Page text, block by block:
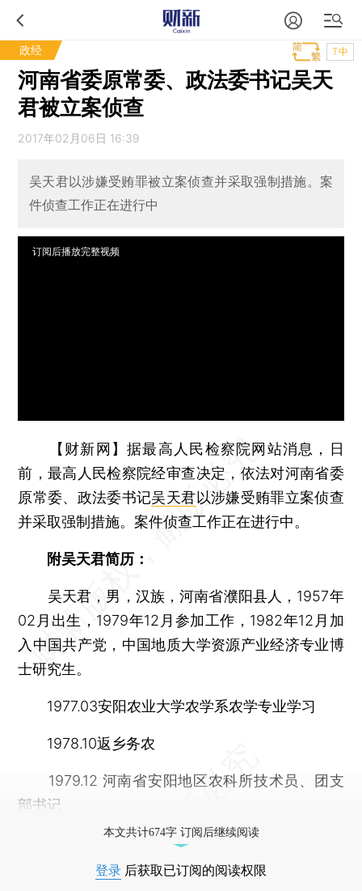
政经 T中
河南省委原常委、政法委书记吴天
君被立案侦查
2017年02月06日 16:39
吴天君以涉嫌受贿罪被立案侦查并采取强制措施。案
件侦查工作正在进行中
订阅后播放完整视频
【财新网】据最高人民检察院网站消息，日
前，最高人民检察院经审查决定，依法对河南省委
原常委、政法委书记吴天君以涉嫌受贿罪立案侦查
并采取强制措施。案件侦查工作正在进行中。
附吴天君简历：
吴天君，男，汉族，河南省濮阳县人，1957年
02月出生，1979年12月参加工作，1982年12月加
入中国共产党，中国地质大学资源产业经济专业博
士研究生。
1977.03安阳农业大学农学系农学专业学习
1978.10返乡务农
1979.12 河南省安阳地区农科所技术员、团支
部书记
本文共计674字 订阅后继续阅读
登录 后获取已订阅的阅读权限